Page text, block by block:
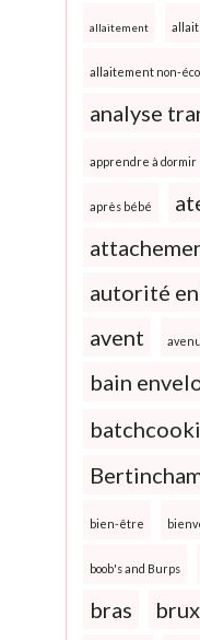
allaitement
allaitement non-
analyse
apprendre à dormir
après bébé
autorité
avent
bain
bien-être
boob's and Burps
bras